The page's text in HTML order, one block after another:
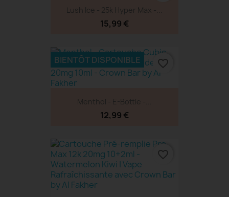
Lush Ice - 25k Hyper Max -...
15,99 €
Menthol - E-Bottle -...
12,99 €
BIENTÔT DISPONIBLE favorite_border
favorite_border